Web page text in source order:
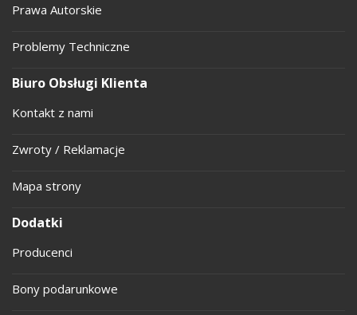
Prawa Autorskie
Problemy Techniczne
Biuro Obsługi Klienta
Kontakt z nami
Zwroty / Reklamacje
Mapa strony
Dodatki
Producenci
Bony podarunkowe